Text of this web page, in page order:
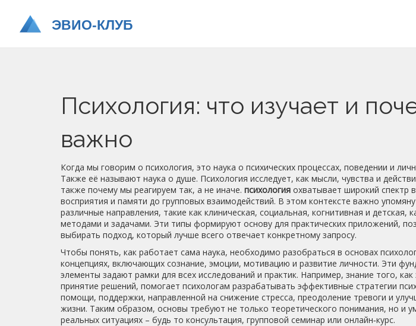
Психология: что изучает и
важно
Когда мы говорим о психология, это наука о психических процессах, поведении и
Также её называют наука о душе. Психология исследует, как мысли, чувства и
также почему мы реагируем так, а не иначе. психология охватывает широкий спектр
восприятия и памяти до групповых взаимодействий. В этом контексте важно
различные направления, такие как клиническая, социальная, когнитивная и детская,
методами и задачами. Эти типы формируют основу для практических приложений,
выбирать подход, который лучше всего отвечает конкретному запросу.
Чтобы понять, как работает сама наука, необходимо разобраться в основах
концепциях, включающих сознание, эмоции, мотивацию и развитие личности. Эти
элементы задают рамки для всех исследований и практик. Например, знание того,
принятие решений, помогает психологам разрабатывать эффективные стратегии
помощи, поддержки, направленной на снижение стресса, преодоление тревоги и
жизни. Таким образом, основы требуют не только теоретического понимания, но и
реальных ситуациях – будь то консультация, групповой семинар или онлайн‑курс.